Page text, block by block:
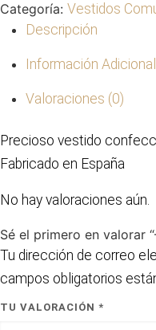
Categoría: Vestidos
Descripción
Información Adicional
Valoraciones (0)
Precioso vestido
Fabricado en España
No hay valoraciones aún.
Sé el primero en valorar
Tu dirección de correo
campos obligatorios
TU VALORACIÓN *